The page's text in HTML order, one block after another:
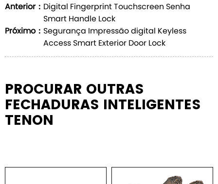
Anterior： Digital Fingerprint Touchscreen Senha
Smart Handle Lock
Próximo： Segurança Impressão digital Keyless
Access Smart Exterior Door Lock
PROCURAR OUTRAS
FECHADURAS INTELIGENTES
TENON